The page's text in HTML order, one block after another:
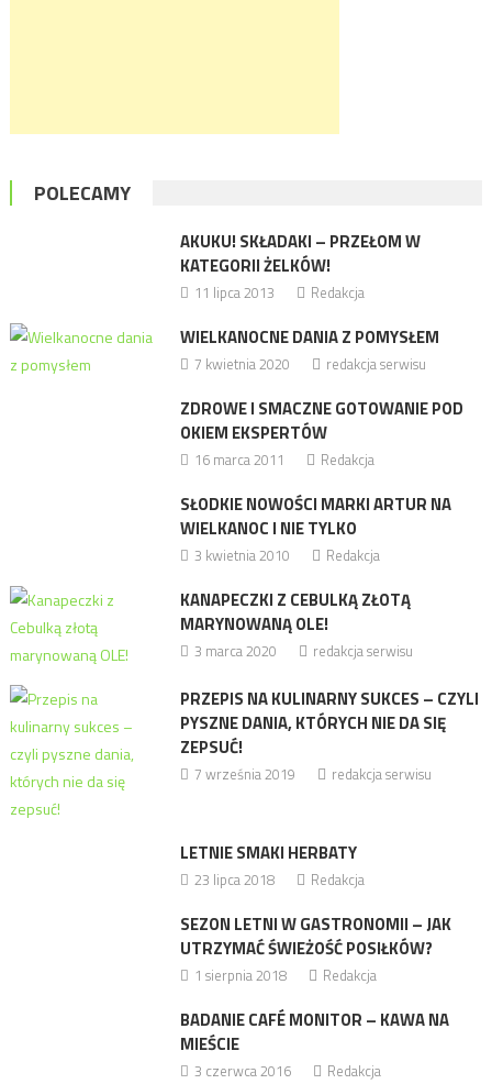
POLECAMY
AKUKU! SKŁADAKI – PRZEŁOM W
KATEGORII ŻELKÓW!
11 lipca 2013 Redakcja
WIELKANOCNE DANIA Z POMYSŁEM
7 kwietnia 2020 redakcja serwisu
ZDROWE I SMACZNE GOTOWANIE POD
OKIEM EKSPERTÓW
16 marca 2011 Redakcja
SŁODKIE NOWOŚCI MARKI ARTUR NA
WIELKANOC I NIE TYLKO
3 kwietnia 2010 Redakcja
KANAPECZKI Z CEBULKĄ ZŁOTĄ
MARYNOWANĄ OLE!
3 marca 2020 redakcja serwisu
PRZEPIS NA KULINARNY SUKCES – CZYLI
PYSZNE DANIA, KTÓRYCH NIE DA SIĘ
ZEPSUĆ!
7 września 2019 redakcja serwisu
LETNIE SMAKI HERBATY
23 lipca 2018 Redakcja
SEZON LETNI W GASTRONOMII – JAK
UTRZYMAĆ ŚWIEŻOŚĆ POSIŁKÓW?
1 sierpnia 2018 Redakcja
BADANIE CAFÉ MONITOR – KAWA NA
MIEŚCIE
3 czerwca 2016 Redakcja